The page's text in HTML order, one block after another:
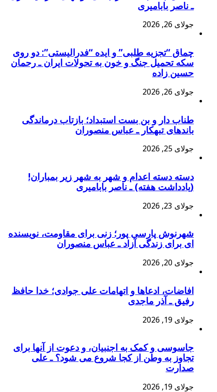
ـ ناصر بابامیری
جولای 26, 2026
چماق “تجزیه طلبی” و ایده “فدرالیستی”: دو روی
سکه تحمیل جنگ و خون به تحولات ایران ـ رحمان
حسین زاده
جولای 26, 2026
طناب دار و بن بست استبداد؛ بازتاب درماندگی
باندهای تبهکار ـ عباس منصوران
جولای 25, 2026
دسته دسته اعدام و شهر به شهر زیر بمباران!
(یادداشت هفته) ـ ناصر بابامیری
جولای 23, 2026
شهرنوش پارسی پور؛ زنی برای مقاومت، نویسنده
ای برای زندگی آزاد ـ عباس منصوران
جولای 20, 2026
افاضات، ادعاها و اتهامات علی جوادی؛ خدا حافظ
رفیق ـ آذر ماجدی
جولای 19, 2026
جاسوسی و کمک به اجنبیان، و دعوت از آنها برای
تجاوز به وطن از کجا شروع می شود؟ ـ علی
صدارت
جولای 19, 2026